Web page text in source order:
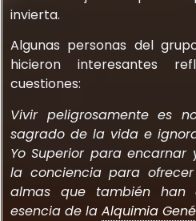
invierta.
Algunas personas del
hicieron interesantes
cuestiones:
Vivir peligrosamente es
sagrado de la vida e
Yo Superior para
la conciencia para
almas que también han
esencia de la Alquimia